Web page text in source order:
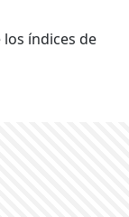
índices de